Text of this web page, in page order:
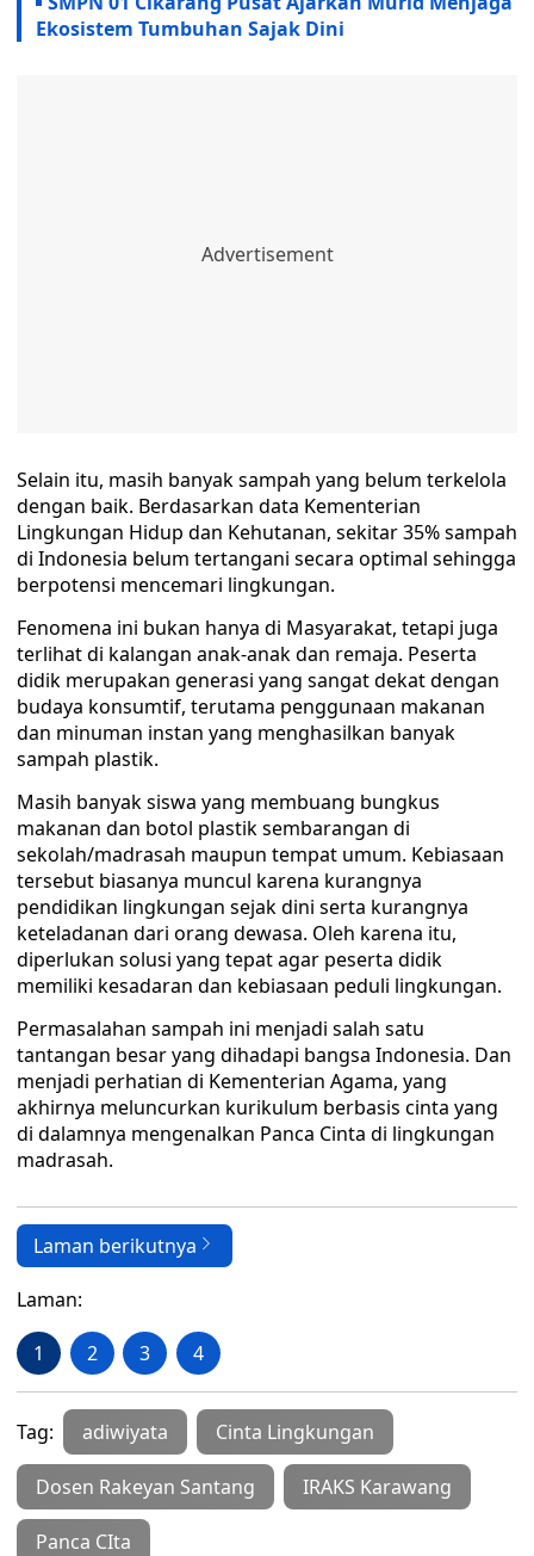
Ekosistem Tumbuhan Sajak Dini
‎‎Selain itu, masih banyak sampah yang belum terkelola
dengan baik. Berdasarkan data Kementerian
Lingkungan Hidup dan Kehutanan, sekitar 35% sampah
di Indonesia belum tertangani secara optimal sehingga
berpotensi mencemari lingkungan.
‎‎Fenomena ini bukan hanya di Masyarakat, tetapi juga
terlihat di kalangan anak-anak dan remaja. Peserta
didik merupakan generasi yang sangat dekat dengan
budaya konsumtif, terutama penggunaan makanan
dan minuman instan yang menghasilkan banyak
sampah plastik.
‎‎Masih banyak siswa yang membuang bungkus
makanan dan botol plastik sembarangan di
sekolah/madrasah maupun tempat umum. Kebiasaan
tersebut biasanya muncul karena kurangnya
pendidikan lingkungan sejak dini serta kurangnya
keteladanan dari orang dewasa. Oleh karena itu,
diperlukan solusi yang tepat agar peserta didik
memiliki kesadaran dan kebiasaan peduli lingkungan.
‎‎Permasalahan sampah ini menjadi salah satu
tantangan besar yang dihadapi bangsa Indonesia. Dan
menjadi perhatian di Kementerian Agama, yang
akhirnya meluncurkan kurikulum berbasis cinta yang
di dalamnya mengenalkan Panca Cinta di lingkungan
madrasah.
Laman berikutnya
Laman:
1 2 3 4
Tag: adiwiyata Cinta Lingkungan
Dosen Rakeyan Santang IRAKS Karawang
Panca CIta